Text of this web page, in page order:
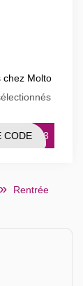
chez Molto
TO23
CODE
Rentrée